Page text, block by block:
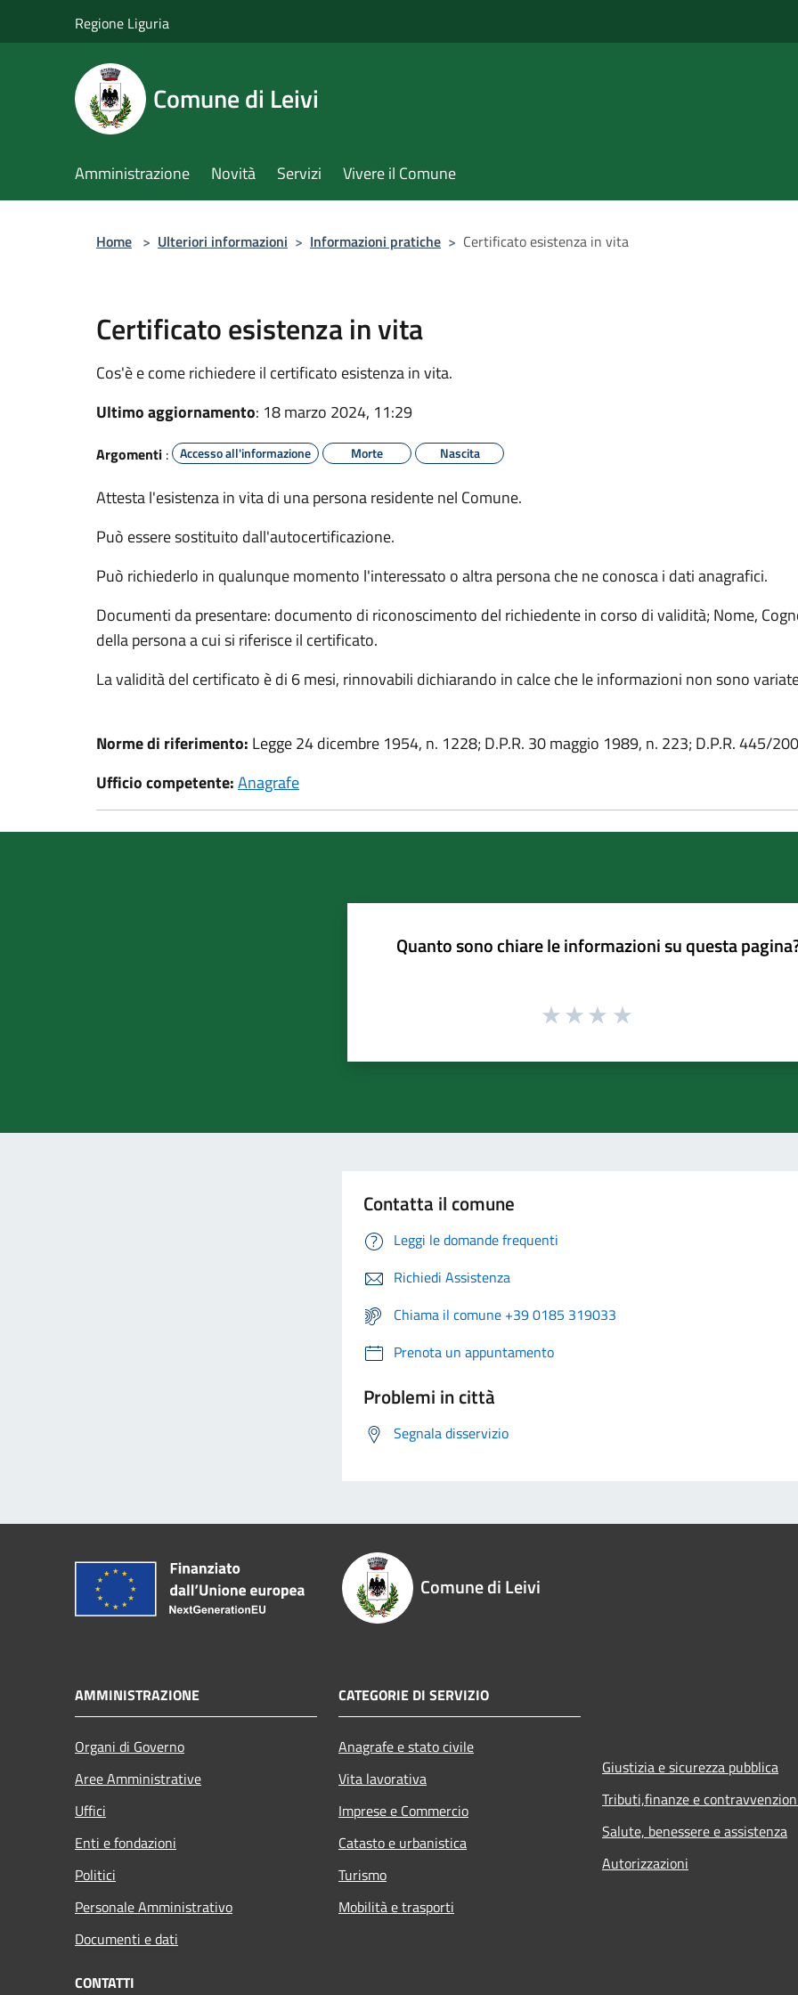
Regione Liguria
Comune di Leivi
Amministrazione Novità Servizi Vivere il Comune
Home > Ulteriori informazioni > Informazioni pratiche > Certificato esistenza in vita
Certificato esistenza in vita
Cos'è e come richiedere il certificato esistenza in vita.
Ultimo aggiornamento: 18 marzo 2024, 11:29
Argomenti : Accesso all'informazione Morte Nascita
Attesta l'esistenza in vita di una persona residente nel Comune.
Può essere sostituito dall'autocertificazione.
Può richiederlo in qualunque momento l'interessato o altra persona che ne conosca i dati anagrafici.
Documenti da presentare: documento di riconoscimento del richiedente in corso di validità; Nome,
della persona a cui si riferisce il certificato.
La validità del certificato è di 6 mesi, rinnovabili dichiarando in calce che le informazioni non sono
Norme di riferimento: Legge 24 dicembre 1954, n. 1228; D.P.R. 30 maggio 1989, n. 223; D.P.R. 445/
Ufficio competente:Anagrafe
Quanto sono chiare le informazioni su questa
Contatta il comune
Leggi le domande frequenti
Richiedi Assistenza
Chiama il comune +39 0185 319033
Prenota un appuntamento
Problemi in città
Segnala disservizio
Comune di Leivi
AMMINISTRAZIONE
Organi di Governo
Aree Amministrative
Uffici
Enti e fondazioni
Politici
Personale Amministrativo
Documenti e dati
CATEGORIE DI SERVIZIO
Anagrafe e stato civile
Vita lavorativa
Imprese e Commercio
Catasto e urbanistica
Turismo
Mobilità e trasporti
Giustizia e sicurezza pubblica
Tributi,finanze e
Salute, benessere e assistenza
Autorizzazioni
CONTATTI